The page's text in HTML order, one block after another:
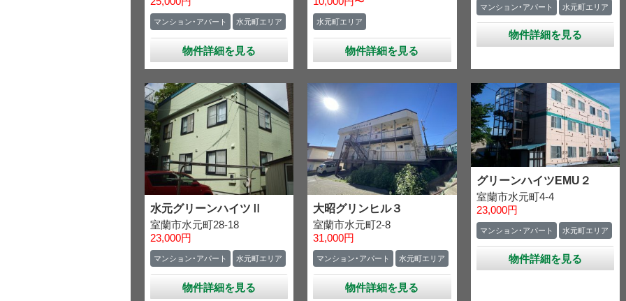
マンション・アパート 水元町エリア
物件詳細を見る
水元町エリア
物件詳細を見る
マンション・アパート 水元町エリア
物件詳細を見る
水元グリーンハイツⅡ
室蘭市水元町28-18
23,000円
マンション・アパート 水元町エリア
物件詳細を見る
大昭グリンヒル３
室蘭市水元町2-8
31,000円
マンション・アパート 水元町エリア
物件詳細を見る
グリーンハイツEMU２
室蘭市水元町4-4
23,000円
マンション・アパート 水元町エリア
物件詳細を見る